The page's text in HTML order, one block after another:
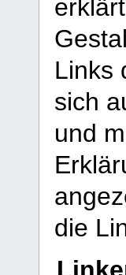
Links
sich
und
die